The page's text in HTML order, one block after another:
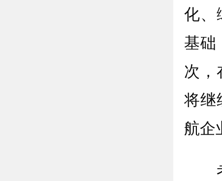
化、
基础
次，
将继
航企
考